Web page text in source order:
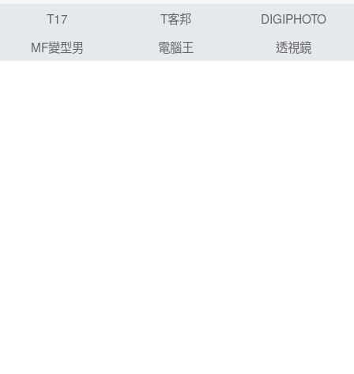
T17 T客邦
DIGIPHOTO
MF變型男
電腦王 透視鏡